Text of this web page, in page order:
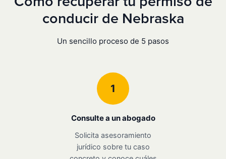
conducir de Nebraska
Un sencillo proceso de 5 pasos
1
Consulte a un abogado
Solicita asesoramiento
jurídico sobre tu caso